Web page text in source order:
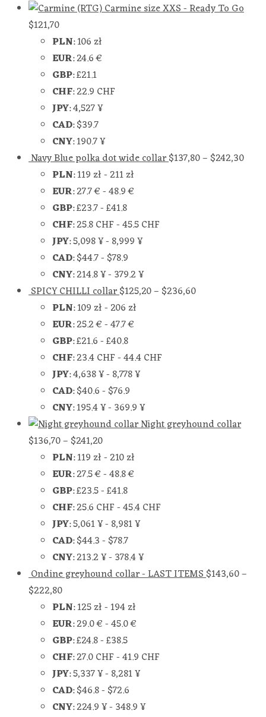
Carmine size XXS - Ready To Go
$121,70
PLN:106 zł
EUR:24.6 €
GBP:£21.1
CHF:22.9 CHF
JPY:4,527 ¥
CAD:$39.7
CNY:190.7 ¥
Navy Blue polka dot wide collar$137,80– $242,30
PLN:119 zł- 211 zł
EUR:27.7 €-48.9 €
GBP:£23.7-£41.8
CHF:25.8 CHF-45.5 CHF
JPY:5,098 ¥- 8,999 ¥
CAD:$44.7- $78.9
CNY:214.8 ¥- 379.2 ¥
SPICY CHILLI collar$125,20– $236,60
PLN:109 zł- 206 zł
EUR:25.2 €-47.7 €
GBP:£21.6-£40.8
CHF:23.4 CHF-44.4 CHF
JPY:4,638 ¥- 8,778 ¥
CAD:$40.6- $76.9
CNY:195.4 ¥- 369.9 ¥
Night greyhound collar
$136,70– $241,20
PLN:119 zł- 210 zł
EUR:27.5 €-48.8 €
GBP:£23.5-£41.8
CHF:25.6 CHF-45.4 CHF
JPY:5,061 ¥- 8,981 ¥
CAD:$44.3- $78.7
CNY:213.2 ¥- 378.4 ¥
Ondine greyhound collar - LAST ITEMS$143,60–
$222,80
PLN:125 zł-194 zł
EUR:29.0 €-45.0 €
GBP:£24.8-£38.5
CHF:27.0 CHF-41.9 CHF
JPY:5,337 ¥- 8,281 ¥
CAD:$46.8- $72.6
CNY:224.9 ¥- 348.9 ¥